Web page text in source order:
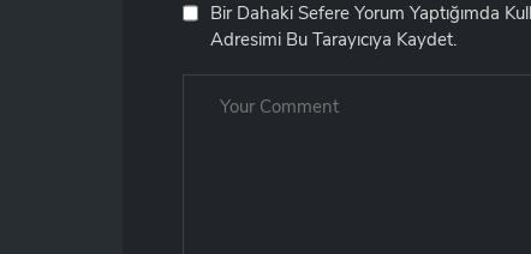
Bir Dahaki Sefere Yorum Yaptığımda
Adresimi Bu Tarayıcıya Kaydet.